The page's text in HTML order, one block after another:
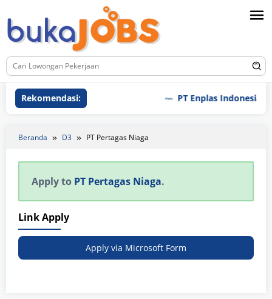
ke
konten
Rekomendasi: PT Enplas Indonesia
Beranda D3 PT Pertagas Niaga
Apply to PT Pertagas Niaga.
Link Apply
Apply via Microsoft Form